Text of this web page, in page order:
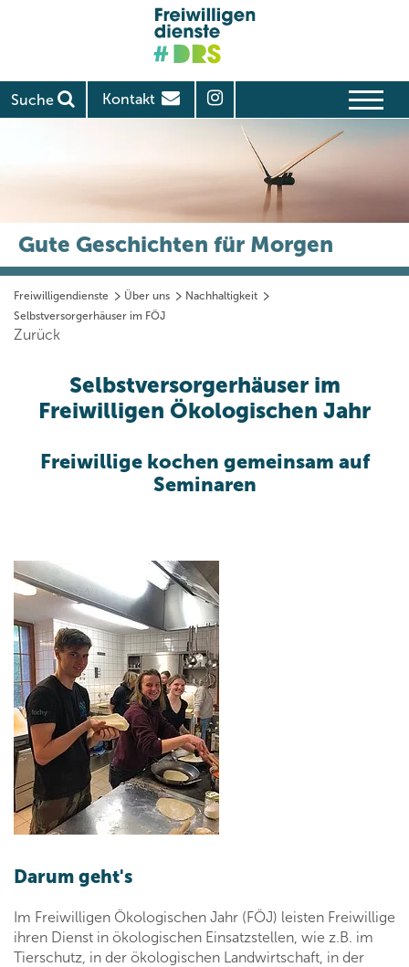
Suche Kontakt
Gute Geschichten für Morgen
Freiwilligendienste Über uns
Nachhaltigkeit
Selbstversorgerhäuser im FÖJ
Zurück
Selbstversorgerhäuser im
Freiwilligen Ökologischen Jahr
Freiwillige kochen gemeinsam auf
Seminaren
Darum geht's
Im Freiwilligen Ökologischen Jahr (FÖJ) leisten Freiwillige
ihren Dienst in ökologischen Einsatzstellen, wie z.B. im
Tierschutz, in der ökologischen Landwirtschaft, in der